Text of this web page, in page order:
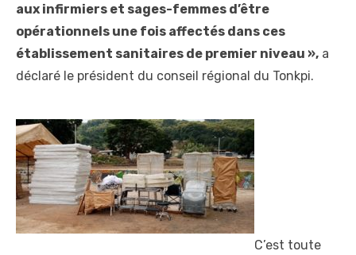
aux infirmiers et sages-femmes d’être
opérationnels une fois affectés dans ces
établissement sanitaires de premier niveau », a
déclaré le président du conseil régional du Tonkpi.
C’est toute